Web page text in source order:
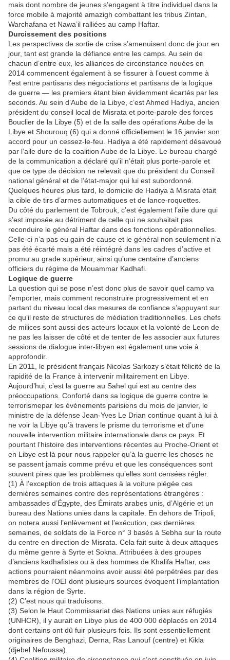
mais dont nombre de jeunes s’engagent à titre individuel dans la
force mobile à majorité amazigh combattant les tribus Zintan,
Warchafana et Nawa’il ralliées au camp Haftar.
Durcissement des positions
Les perspectives de sortie de crise s’amenuisent donc de jour en
jour, tant est grande la défiance entre les camps. Au sein de
chacun d’entre eux, les alliances de circonstance nouées en
2014 commencent également à se fissurer à l’ouest comme à
l’est entre partisans des négociations et partisans de la logique
de guerre — les premiers étant bien évidemment écartés par les
seconds. Au sein d’Aube de la Libye, c’est Ahmed Hadiya, ancien
président du conseil local de Misrata et porte-parole des forces
Bouclier de la Libye (5) et de la salle des opérations Aube de la
Libye et Shourouq (6) qui a donné officiellement le 16 janvier son
accord pour un cessez-le-feu. Hadiya a été rapidement désavoué
par l’aile dure de la coalition Aube de la Libye. Le bureau chargé
de la communication a déclaré qu’il n’était plus porte-parole et
que ce type de décision ne relevait que du président du Conseil
national général et de l’état-major qui lui est subordonné.
Quelques heures plus tard, le domicile de Hadiya à Misrata était
la cible de tirs d’armes automatiques et de lance-roquettes.
Du côté du parlement de Tobrouk, c’est également l’aile dure qui
s’est imposée au détriment de celle qui ne souhaitait pas
reconduire le général Haftar dans des fonctions opérationnelles.
Celle-ci n’a pas eu gain de cause et le général non seulement n’a
pas été écarté mais a été réintégré dans les cadres d’active et
promu au grade supérieur, ainsi qu’une centaine d’anciens
officiers du régime de Mouammar Kadhafi.
Logique de guerre
La question qui se pose n’est donc plus de savoir quel camp va
l’emporter, mais comment reconstruire progressivement et en
partant du niveau local des mesures de confiance s’appuyant sur
ce qu’il reste de structures de médiation traditionnelles. Les chefs
de milices sont aussi des acteurs locaux et la volonté de Leon de
ne pas les laisser de côté et de tenter de les associer aux futures
sessions de dialogue inter-libyen est également une voie à
approfondir.
En 2011, le président français Nicolas Sarkozy s’était félicité de la
rapidité de la France à intervenir militairement en Libye.
Aujourd’hui, c’est la guerre au Sahel qui est au centre des
préoccupations. Conforté dans sa logique de guerre contre le
terrorismepar les évènements parisiens du mois de janvier, le
ministre de la défense Jean-Yves Le Drian continue quant à lui à
ne voir la Libye qu’à travers le prisme du terrorisme et d’une
nouvelle intervention militaire internationale dans ce pays. Et
pourtant l’histoire des interventions récentes au Proche-Orient et
en Libye est là pour nous rappeler qu’à la guerre les choses ne
se passent jamais comme prévu et que les conséquences sont
souvent pires que les problèmes qu’elles sont censées régler.
(1) À l’exception de trois attaques à la voiture piégée ces
dernières semaines contre des représentations étrangères :
ambassades d’Égypte, des Émirats arabes unis, d’Algérie et un
bureau des Nations unies dans la capitale. En dehors de Tripoli,
on notera aussi l’enlèvement et l’exécution, ces dernières
semaines, de soldats de la Force n° 3 basés à Sebha sur la route
du centre en direction de Misrata. Cela fait suite à deux attaques
du même genre à Syrte et Sokna. Attribuées à des groupes
d’anciens kadhafistes ou à des hommes de Khalifa Haftar, ces
actions pourraient néanmoins avoir aussi été perpétrées par des
membres de l’OEI dont plusieurs sources évoquent l’implantation
dans la région de Syrte.
(2) C’est nous qui traduisons.
(3) Selon le Haut Commissariat des Nations unies aux réfugiés
(UNHCR), il y aurait en Libye plus de 400 000 déplacés en 2014
dont certains ont dû fuir plusieurs fois. Ils sont essentiellement
originaires de Benghazi, Derna, Ras Lanouf (centre) et Kikla
(djebel Nefoussa).